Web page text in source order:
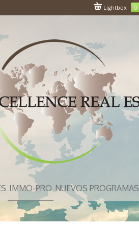
Lightbox 0
IMMO-PRO NUEVOS PROGRAMAS